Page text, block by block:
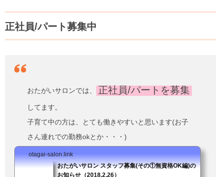
正社員/パート募集中
おたがいサロンでは、 正社員/パートを募集
してます。
子育て中の方は、とても働きやすいと思います(お子
さん連れでの勤務okとか・・・)
otagai-salon.link
おたがいサロン スタッフ募集(その①無資格OK編)の
お知らせ（2018.2.26）